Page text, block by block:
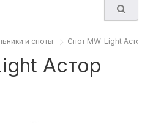
и споты Спот MW-Light Астор
Астор